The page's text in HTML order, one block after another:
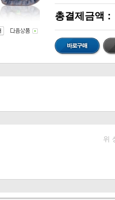
총결제금액 :
위